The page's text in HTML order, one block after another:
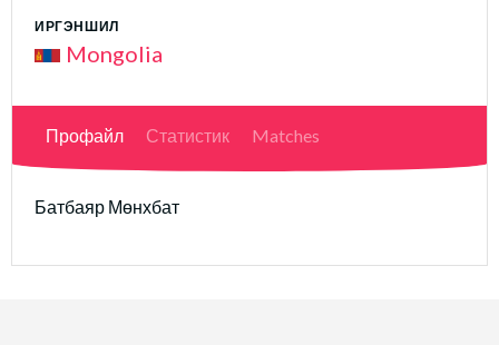
ИРГЭНШИЛ
Mongolia
Профайл Статистик Matches
Батбаяр Мөнхбат